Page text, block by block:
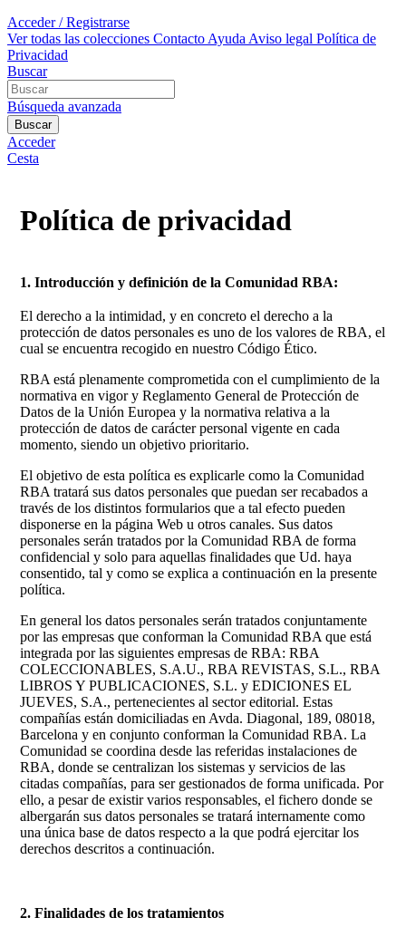
Acceder / Registrarse
Ver todas las colecciones Contacto Ayuda Aviso legal Política de
Privacidad
Buscar
Búsqueda avanzada
Buscar
Acceder
Cesta
Política de privacidad
1. Introducción y definición de la Comunidad RBA:
El derecho a la intimidad, y en concreto el derecho a la
protección de datos personales es uno de los valores de RBA, el
cual se encuentra recogido en nuestro Código Ético.
RBA está plenamente comprometida con el cumplimiento de la
normativa en vigor y Reglamento General de Protección de
Datos de la Unión Europea y la normativa relativa a la
protección de datos de carácter personal vigente en cada
momento, siendo un objetivo prioritario.
El objetivo de esta política es explicarle como la Comunidad
RBA tratará sus datos personales que puedan ser recabados a
través de los distintos formularios que a tal efecto pueden
disponerse en la página Web u otros canales. Sus datos
personales serán tratados por la Comunidad RBA de forma
confidencial y solo para aquellas finalidades que Ud. haya
consentido, tal y como se explica a continuación en la presente
política.
En general los datos personales serán tratados conjuntamente
por las empresas que conforman la Comunidad RBA que está
integrada por las siguientes empresas de RBA: RBA
COLECCIONABLES, S.A.U., RBA REVISTAS, S.L., RBA
LIBROS Y PUBLICACIONES, S.L. y EDICIONES EL
JUEVES, S.A., pertenecientes al sector editorial. Estas
compañías están domiciliadas en Avda. Diagonal, 189, 08018,
Barcelona y en conjunto conforman la Comunidad RBA. La
Comunidad se coordina desde las referidas instalaciones de
RBA, donde se centralizan los sistemas y servicios de las
citadas compañías, para ser gestionados de forma unificada. Por
ello, a pesar de existir varios responsables, el fichero donde se
albergarán sus datos personales se tratará internamente como
una única base de datos respecto a la que podrá ejercitar los
derechos descritos a continuación.
2. Finalidades de los tratamientos